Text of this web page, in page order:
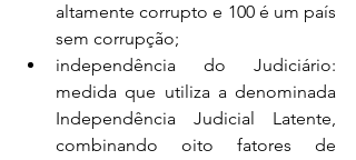
altamente corrupto e 100 é um país
sem corrupção;
independência do Judiciário:
medida que utiliza a denominada
Independência Judicial Latente,
combinando oito fatores de